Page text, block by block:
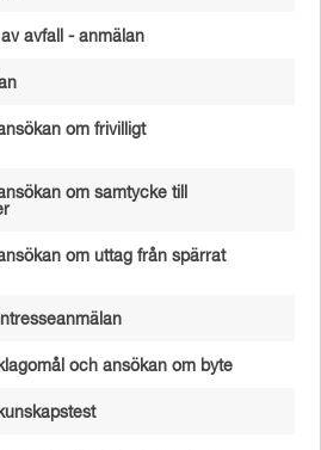
avfall - anmälan
om frivilligt
om samtycke till
om uttag från spärrat
och ansökan om byte